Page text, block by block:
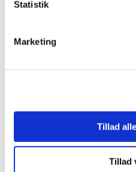
Statistik
Marketing
Tillad
Tillad
2017 (167)
december (14)
oktober (13)